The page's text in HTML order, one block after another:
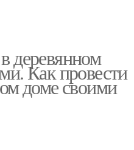
деревянном
Как провести
доме своими